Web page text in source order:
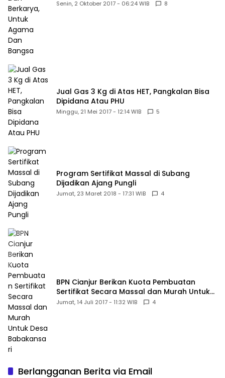
Bangsa
Senin, 2 Oktober 2017 - 06:24 WIB 8
Jual Gas 3 Kg di Atas HET, Pangkalan Bisa
Dipidana Atau PHU
Minggu, 21 Mei 2017 - 12:14 WIB 5
Program Sertifikat Massal di Subang
Dijadikan Ajang Pungli
Jumat, 23 Maret 2018 - 17:31 WIB 4
BPN Cianjur Berikan Kuota Pembuatan
Sertifikat Secara Massal dan Murah Untuk
Desa Babakansari
Jumat, 14 Juli 2017 - 11:32 WIB 4
Berlangganan Berita via Email